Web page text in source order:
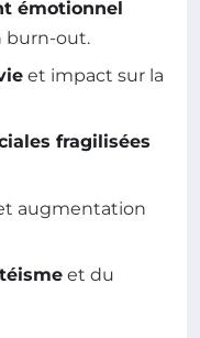
émotionnel
burn-out.
et impact sur la
fragilisées
augmentation
et du